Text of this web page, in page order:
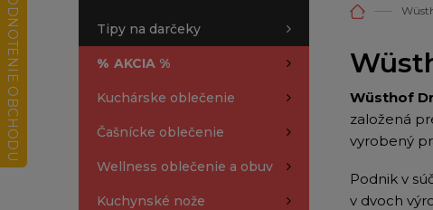
Tipy na darčeky
% AKCIA %
Kuchárske oblečenie
Čašnícke oblečenie
Wellness oblečenie a obuv
Kuchynské nože
Wüsthof
založená
vyrobený
Podnik v
v dvoch
HODNOTENIE OBCHODU